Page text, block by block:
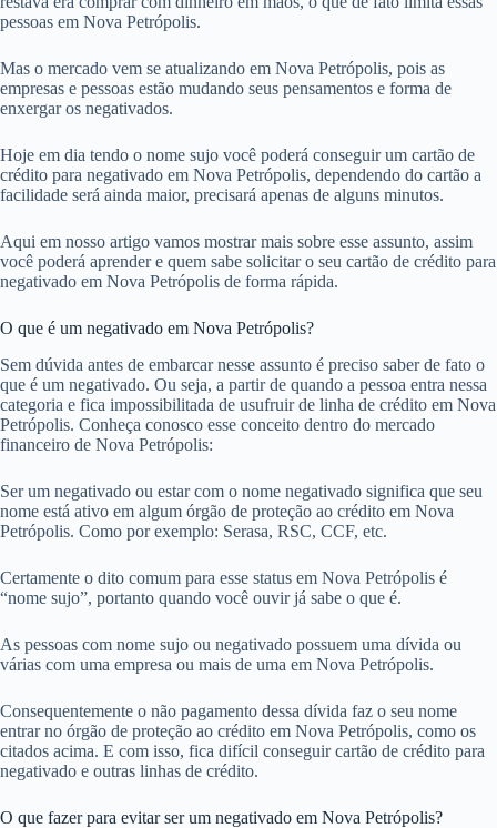
pessoas em Nova Petrópolis.
Mas o mercado vem se atualizando em Nova Petrópolis, pois as
empresas e pessoas estão mudando seus pensamentos e forma de
enxergar os negativados.
Hoje em dia tendo o nome sujo você poderá conseguir um cartão de
crédito para negativado em Nova Petrópolis, dependendo do cartão a
facilidade será ainda maior, precisará apenas de alguns minutos.
Aqui em nosso artigo vamos mostrar mais sobre esse assunto, assim
você poderá aprender e quem sabe solicitar o seu cartão de crédito para
negativado em Nova Petrópolis de forma rápida.
O que é um negativado em Nova Petrópolis?
Sem dúvida antes de embarcar nesse assunto é preciso saber de fato o
que é um negativado. Ou seja, a partir de quando a pessoa entra nessa
categoria e fica impossibilitada de usufruir de linha de crédito em Nova
Petrópolis. Conheça conosco esse conceito dentro do mercado
financeiro de Nova Petrópolis:
Ser um negativado ou estar com o nome negativado significa que seu
nome está ativo em algum órgão de proteção ao crédito em Nova
Petrópolis. Como por exemplo: Serasa, RSC, CCF, etc.
Certamente o dito comum para esse status em Nova Petrópolis é
“nome sujo”, portanto quando você ouvir já sabe o que é.
As pessoas com nome sujo ou negativado possuem uma dívida ou
várias com uma empresa ou mais de uma em Nova Petrópolis.
Consequentemente o não pagamento dessa dívida faz o seu nome
entrar no órgão de proteção ao crédito em Nova Petrópolis, como os
citados acima. E com isso, fica difícil conseguir cartão de crédito para
negativado e outras linhas de crédito.
O que fazer para evitar ser um negativado em Nova Petrópolis?